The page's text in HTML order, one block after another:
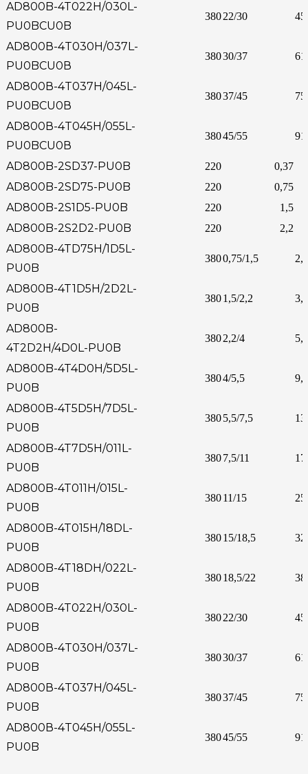
AD800B-4T022H/030L-
PU0BCU0B
38022/30
AD800В-4T030H/037L-
PU0BCU0В
38030/37
AD800В-4T037H/045L-
PU0BCU0В
38037/45
AD800В-4T045H/055L-
PU0BCU0В
38045/55
AD800B-2SD37-PU0B 220 0,37
AD800B-2SD75-PU0B 220 0,75
AD800B-2S1D5-PU0B 220 1,5
AD800B-2S2D2-PU0B 220 2,2
AD800B-4TD75H/1D5L-
PU0B
3800,75/1,5
AD800B-4T1D5H/2D2L-
PU0B
3801,5/2,2
AD800B-
4T2D2H/4D0L-PU0B
3802,2/4
AD800B-4T4D0H/5D5L-
PU0B
3804/5,5
AD800B-4T5D5H/7D5L-
PU0B
3805,5/7,5
AD800B-4T7D5H/011L-
PU0B
3807,5/11
AD800B-4T011H/015L-
PU0B
38011/15
AD800B-4T015H/18DL-
PU0B
38015/18,5
AD800B-4T18DH/022L-
PU0B
38018,5/22
AD800B-4T022H/030L-
PU0B
38022/30
AD800В-4T030H/037L-
PU0B
38030/37
AD800В-4T037H/045L-
PU0B
38037/45
AD800В-4T045H/055L-
PU0B
38045/55